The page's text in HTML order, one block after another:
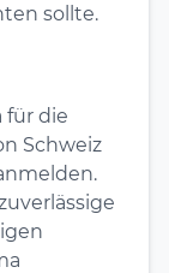
sollte.
für die
Schweiz